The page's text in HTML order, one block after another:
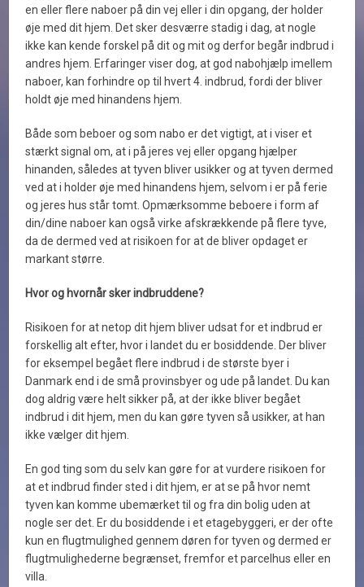
en eller flere naboer på din vej eller i din opgang, der holder
øje med dit hjem. Det sker desværre stadig i dag, at nogle
ikke kan kende forskel på dit og mit og derfor begår indbrud i
andres hjem. Erfaringer viser dog, at god nabohjælp imellem
naboer, kan forhindre op til hvert 4. indbrud, fordi der bliver
holdt øje med hinandens hjem.
Både som beboer og som nabo er det vigtigt, at i viser et
stærkt signal om, at i på jeres vej eller opgang hjælper
hinanden, således at tyven bliver usikker og at tyven dermed
ved at i holder øje med hinandens hjem, selvom i er på ferie
og jeres hus står tomt. Opmærksomme beboere i form af
din/dine naboer kan også virke afskrækkende på flere tyve,
da de dermed ved at risikoen for at de bliver opdaget er
markant større.
Hvor og hvornår sker indbruddene?
Risikoen for at netop dit hjem bliver udsat for et indbrud er
forskellig alt efter, hvor i landet du er bosiddende. Der bliver
for eksempel begået flere indbrud i de største byer i
Danmark end i de små provinsbyer og ude på landet. Du kan
dog aldrig være helt sikker på, at der ikke bliver begået
indbrud i dit hjem, men du kan gøre tyven så usikker, at han
ikke vælger dit hjem.
En god ting som du selv kan gøre for at vurdere risikoen for
at et indbrud finder sted i dit hjem, er at se på hvor nemt
tyven kan komme ubemærket til og fra din bolig uden at
nogle ser det. Er du bosiddende i et etagebyggeri, er der ofte
kun en flugtmulighed gennem døren for tyven og dermed er
flugtmulighederne begrænset, fremfor et parcelhus eller en
villa.